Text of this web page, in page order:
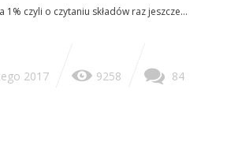
1% czyli o czytaniu składów raz jeszcze…
2017 9258 84